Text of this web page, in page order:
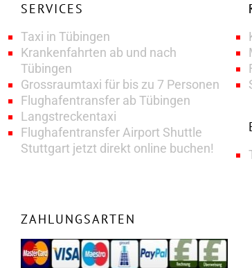
SERVICES
Taxi in Tübingen
Krankenfahrten ab und nach
Tübingen
Grossraumtaxi für bis zu 7 Personen
Flughafentransfer ab Tübingen
Langstreckentaxi
Flughafentransfer Airport Shuttle
Stuttgart jetzt direkt online buchen!
ZAHLUNGSARTEN